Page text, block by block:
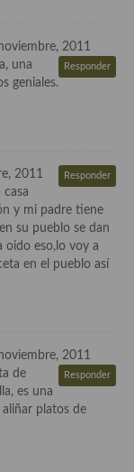
2011
Responder
una
geniales.
2011 Responder
casa
y mi padre tiene
su pueblo se dan
oido eso,lo voy a
en el pueblo así
2011
Responder
de
es una
platos de